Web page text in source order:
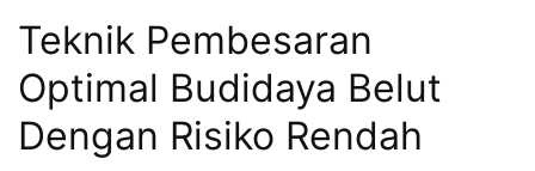
Teknik Pembesaran
Optimal Budidaya Belut
Dengan Risiko Rendah